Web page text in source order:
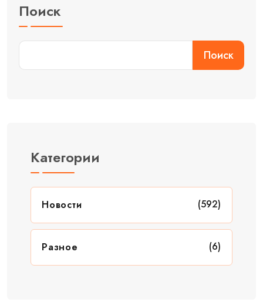
Поиск
Поиск
Категории
Новости (592)
Разное (6)